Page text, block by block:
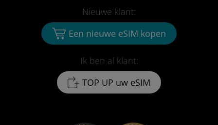
Ik ben al klant:
TOP UP uw eSIM
Nieuwe klant:
Een nieuwe eSIM kopen